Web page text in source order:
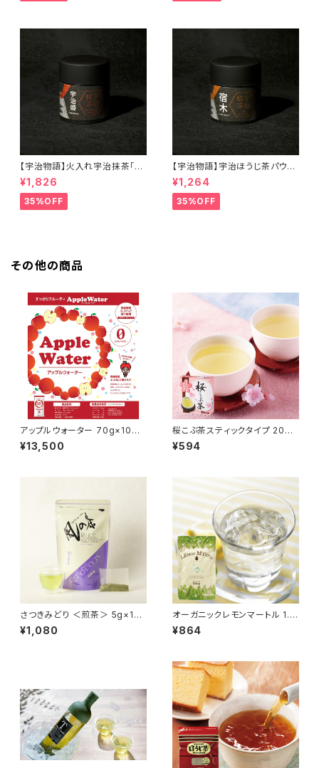
【宇治物語】火入れ宇治抹茶「宇
治姫」＜在庫一掃セール！＞
¥1,826
35%OFF
【宇治物語】宇治ほうじ茶パウダ
ー「宿木」＜在庫一掃セール！＞
¥1,264
35%OFF
その他の商品
アップルウォーター 70g×10袋
【インスタントドリンク】
¥13,500
桜こぶ茶スティックタイプ 20本
入り
¥594
さつきみどり ＜煎茶＞ 5g×15
袋【風の茶シリーズ】
¥1,080
オーガニックレモンマートル 1.5
g×12袋【１パックで1L分】
¥864